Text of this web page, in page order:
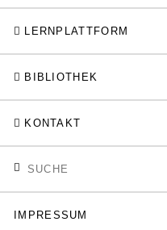
LERNPLATTFORM
BIBLIOTHEK
KONTAKT
IMPRESSUM